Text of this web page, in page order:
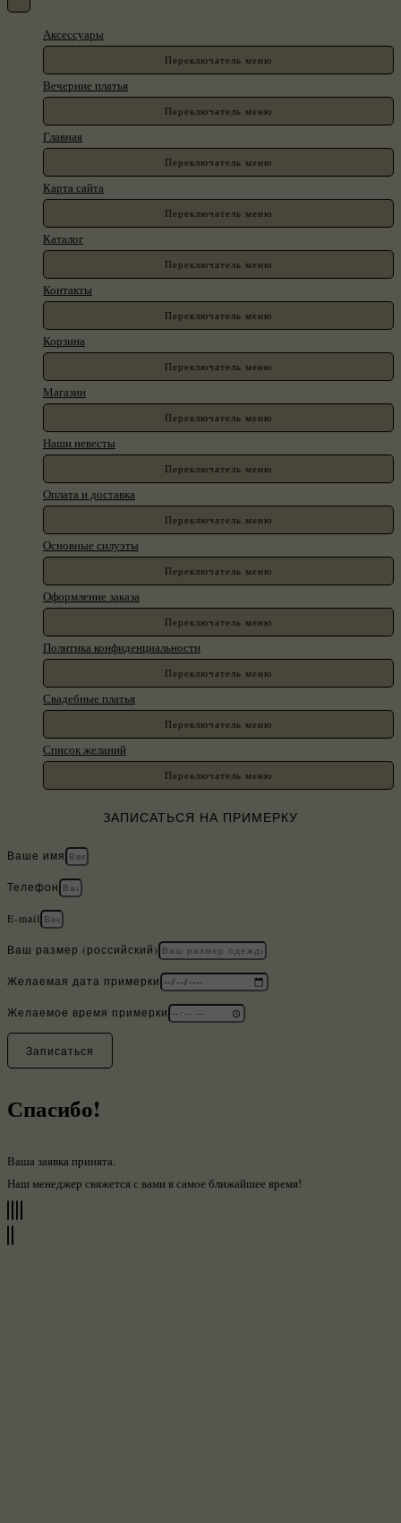
Аксессуары
Переключатель меню
Вечерние платья
Переключатель меню
Главная
Переключатель меню
Карта сайта
Переключатель меню
Каталог
Переключатель меню
Контакты
Переключатель меню
Корзина
Переключатель меню
Магазин
Переключатель меню
Наши невесты
Переключатель меню
Оплата и доставка
Переключатель меню
Основные силуэты
Переключатель меню
Оформление заказа
Переключатель меню
Политика конфиденциальности
Переключатель меню
Свадебные платья
Переключатель меню
Список желаний
Переключатель меню
ЗАПИСАТЬСЯ НА ПРИМЕРКУ
Ваше имя
Телефон
E-mail
Ваш размер (российский)
Желаемая дата примерки
Желаемое время примерки
Записаться
Спасибо!
Ваша заявка принята.
Наш менеджер свяжется с вами в самое ближайшее время!